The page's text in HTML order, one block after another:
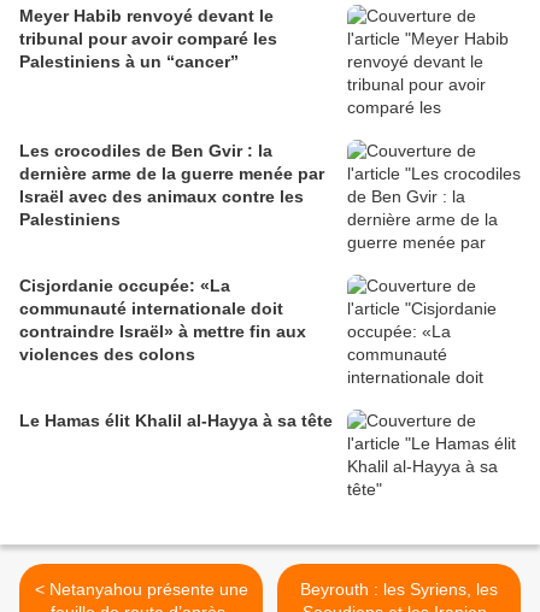
Meyer Habib renvoyé devant le
tribunal pour avoir comparé les
Palestiniens à un “cancer”
Les crocodiles de Ben Gvir : la
dernière arme de la guerre menée par
Israël avec des animaux contre les
Palestiniens
Cisjordanie occupée: «La
communauté internationale doit
contraindre Israël» à mettre fin aux
violences des colons
Le Hamas élit Khalil al-Hayya à sa tête
< Netanyahou présente une
Beyrouth : les Syriens, les